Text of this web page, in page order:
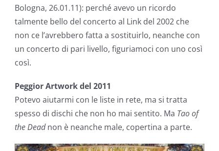
Bologna, 26.01.11): perché avevo un ricordo
talmente bello del concerto al Link del 2002 che
non ce l’avrebbero fatta a sostituirlo, neanche con
un concerto di pari livello, figuriamoci con uno così
così.
Peggior Artwork del 2011
Potevo aiutarmi con le liste in rete, ma si tratta
spesso di dischi che non ho mai sentito. Ma Tao of
the Deadnon è neanche male, copertina a parte.